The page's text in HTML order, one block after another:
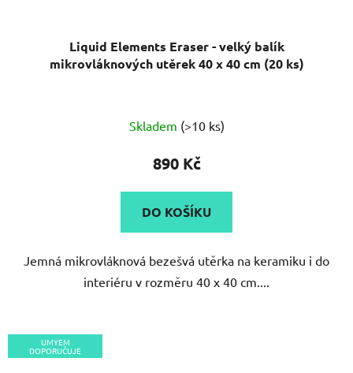
Liquid Elements Eraser - velký balík
mikrovláknových utěrek 40 x 40 cm (20 ks)
hodnocení
produktu
z
hvězdiček.
Skladem (>10 ks)
890 Kč
DO KOŠÍKU
Jemná mikrovláknová bezešvá utěrka na keramiku i do
interiéru v rozměru 40 x 40 cm....
UMYEM
DOPORUČUJE